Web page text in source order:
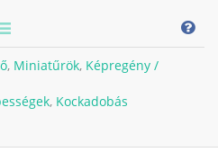
, Miniatűrök, Képregény /
, Kockadobás